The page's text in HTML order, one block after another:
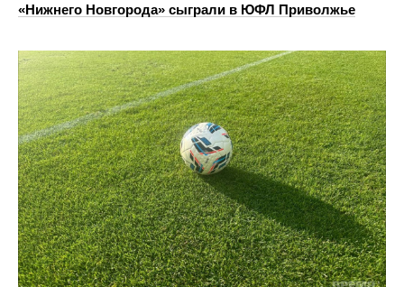
«Нижнего Новгорода» сыграли в ЮФЛ Приволжье